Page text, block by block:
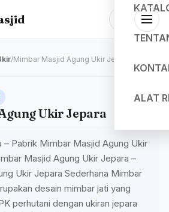
ALAT
/Mimbar Masjid Agung Ukir Jepara
Ukir Jepara
– Pabrik Mimbar Masjid Agung Ukir
Masjid Agung Ukir Jepara –
Ukir Jepara Sederhana Mimbar
desain mimbar jati yang
perhutani dengan ukiran jepara